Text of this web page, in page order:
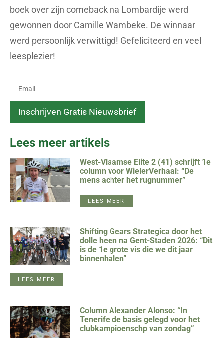
boek over zijn comeback na Lombardije werd
gewonnen door Camille Wambeke. De winnaar
werd persoonlijk verwittigd! Gefeliciteerd en veel
leesplezier!
Lees meer artikels
West-Vlaamse Elite 2 (41) schrijft 1e
column voor WielerVerhaal: “De
mens achter het rugnummer”
LEES MEER
Shifting Gears Strategica door het
dolle heen na Gent-Staden 2026: “Dit
is de 1e grote vis die we dit jaar
binnenhalen”
LEES MEER
Column Alexander Alonso: “In
Tenerife de basis gelegd voor het
clubkampioenschp van zondag”